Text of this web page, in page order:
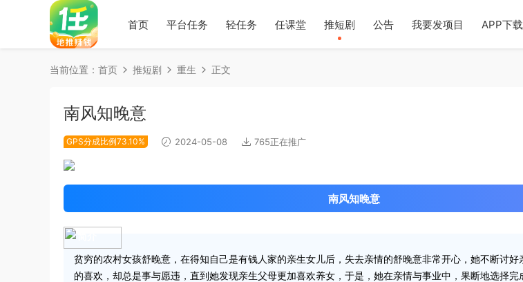
首页 平台任务 轻任务 任课堂 推短剧 公告 我要发项目 APP下载
当前位置： 首页 推短剧 重生 正文
南风知晚意
GPS分成比例73.10% 2024-05-08
765正在推广
南风知晚意
贫穷的农村女孩舒晚意，在得知自己是有钱人家的亲生女儿后，失去亲情的舒晚意非常开心，她不断讨好
的喜欢，却总是事与愿违，直到她发现亲生父母更加喜欢养女，于是，她在亲情与事业中，果断地选择